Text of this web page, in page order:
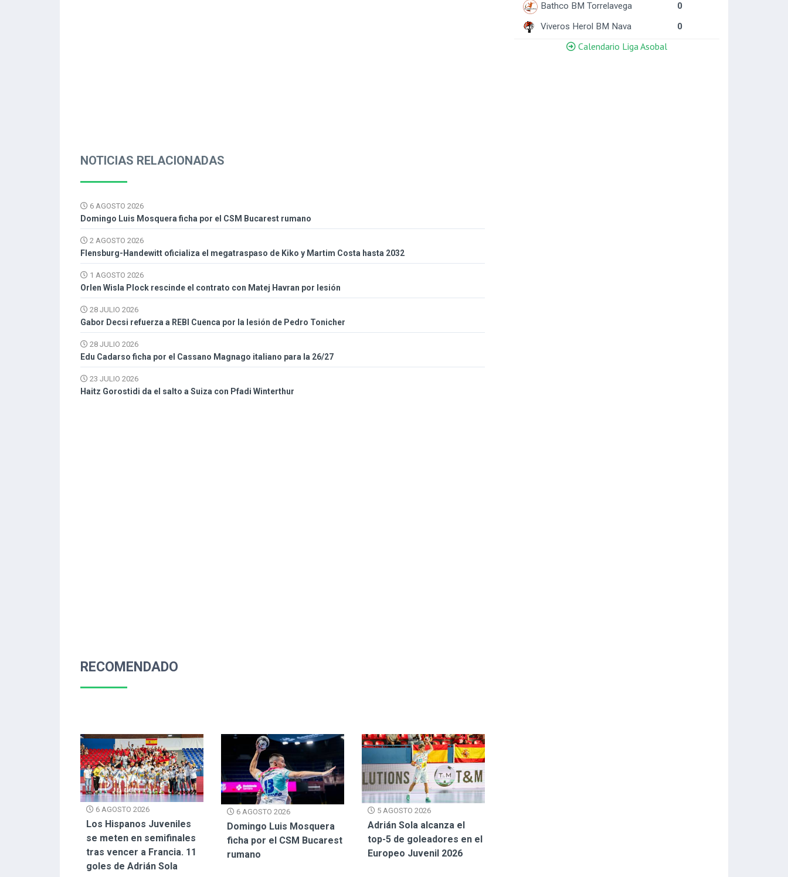
NOTICIAS RELACIONADAS
6 AGOSTO 2026
Domingo Luis Mosquera ficha por el CSM Bucarest rumano
2 AGOSTO 2026
Flensburg-Handewitt oficializa el megatraspaso de Kiko y Martim Costa hasta 2032
1 AGOSTO 2026
Orlen Wisla Plock rescinde el contrato con Matej Havran por lesión
28 JULIO 2026
Gabor Decsi refuerza a REBI Cuenca por la lesión de Pedro Tonicher
28 JULIO 2026
Edu Cadarso ficha por el Cassano Magnago italiano para la 26/27
23 JULIO 2026
Haitz Gorostidi da el salto a Suiza con Pfadi Winterthur
RECOMENDADO
6 AGOSTO 2026
Los Hispanos Juveniles
se meten en semifinales
tras vencer a Francia. 11
goles de Adrián Sola
6 AGOSTO 2026
Domingo Luis Mosquera
ficha por el CSM Bucarest
rumano
5 AGOSTO 2026
Adrián Sola alcanza el
top-5 de goleadores en el
Europeo Juvenil 2026
Bathco BM Torrelavega
0
Viveros Herol BM Nava
0
Calendario Liga Asobal